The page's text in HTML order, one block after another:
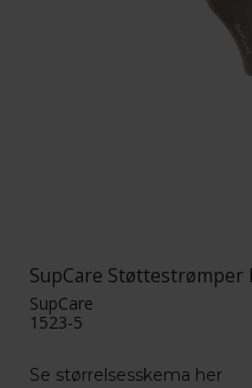
SupCare Støttestrømper
SupCare
1523-5
Se størrelsesskema her